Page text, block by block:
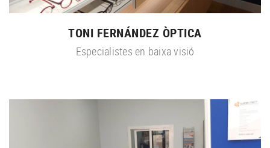
TONI FERNÁNDEZ ÒPTICA
Especialistes en baixa visió